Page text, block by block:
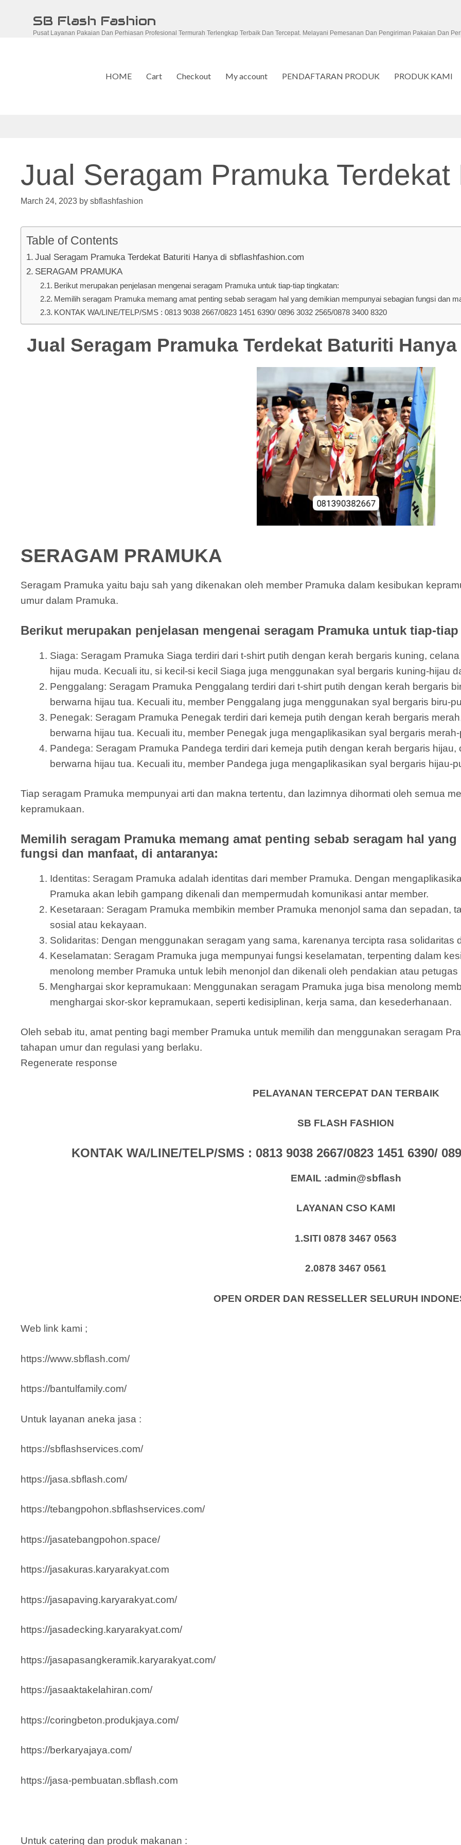
SB Flash Fashion
Pusat Layanan Pakaian Dan Perhiasan Profesional Termurah Terlengkap Terbaik Dan Tercepat. Melayani Pemesanan Dan Pengiriman Pakaian Dan
HOME Cart Checkout My account PENDAFTARAN PRODUK PRODUK KAMI
Jual Seragam Pramuka Terdekat
March 24, 2023 by sbflashfashion
Table of Contents
Jual Seragam Pramuka Terdekat Baturiti Hanya di sbflashfashion.com
SERAGAM PRAMUKA
Berikut merupakan penjelasan mengenai seragam Pramuka untuk tiap-tiap tingkatan:
Memilih seragam Pramuka memang amat penting sebab seragam hal yang demikian mempunyai sebagian fungsi dan
KONTAK WA/LINE/TELP/SMS : 0813 9038 2667/0823 1451 6390/ 0896 3032 2565/0878 3400 8320
Jual Seragam Pramuka Terdekat Baturiti
SERAGAM PRAMUKA
Seragam Pramuka yaitu baju sah yang dikenakan oleh member Pramuka dalam kesibukan
umur dalam Pramuka.
Berikut merupakan penjelasan mengenai seragam Pramuka untuk tiap-
Siaga: Seragam Pramuka Siaga terdiri dari t-shirt putih dengan kerah bergaris kuning,
hijau muda. Kecuali itu, si kecil-si kecil Siaga juga menggunakan syal bergaris kuning-hijau
Penggalang: Seragam Pramuka Penggalang terdiri dari t-shirt putih dengan kerah bergaris
berwarna hijau tua. Kecuali itu, member Penggalang juga menggunakan syal bergaris biru-
Penegak: Seragam Pramuka Penegak terdiri dari kemeja putih dengan kerah bergaris
berwarna hijau tua. Kecuali itu, member Penegak juga mengaplikasikan syal bergaris
Pandega: Seragam Pramuka Pandega terdiri dari kemeja putih dengan kerah bergaris
berwarna hijau tua. Kecuali itu, member Pandega juga mengaplikasikan syal bergaris hijau-
Tiap seragam Pramuka mempunyai arti dan makna tertentu, dan lazimnya dihormati oleh semua
kepramukaan.
Memilih seragam Pramuka memang amat penting sebab seragam hal
fungsi dan manfaat, di antaranya:
Identitas: Seragam Pramuka adalah identitas dari member Pramuka. Dengan
Pramuka akan lebih gampang dikenali dan mempermudah komunikasi antar member.
Kesetaraan: Seragam Pramuka membikin member Pramuka menonjol sama dan sepadan,
sosial atau kekayaan.
Solidaritas: Dengan menggunakan seragam yang sama, karenanya tercipta rasa solidaritas
Keselamatan: Seragam Pramuka juga mempunyai fungsi keselamatan, terpenting dalam
menolong member Pramuka untuk lebih menonjol dan dikenali oleh pendakian atau petugas
Menghargai skor kepramukaan: Menggunakan seragam Pramuka juga bisa menolong
menghargai skor-skor kepramukaan, seperti kedisiplinan, kerja sama, dan kesederhanaan.
Oleh sebab itu, amat penting bagi member Pramuka untuk memilih dan menggunakan seragam
tahapan umur dan regulasi yang berlaku.
Regenerate response
PELAYANAN TERCEPAT DAN TERBAIK
SB FLASH FASHION
KONTAK WA/LINE/TELP/SMS : 0813 9038 2667/0823 1451 6390/
EMAIL :admin@sbflash
LAYANAN CSO KAMI
1.SITI 0878 3467 0563
2.0878 3467 0561
OPEN ORDER DAN RESSELLER SELURUH
Web link kami ;
https://www.sbflash.com/
https://bantulfamily.com/
Untuk layanan aneka jasa :
https://sbflashservices.com/
https://jasa.sbflash.com/
https://tebangpohon.sbflashservices.com/
https://jasatebangpohon.space/
https://jasakuras.karyarakyat.com
https://jasapaving.karyarakyat.com/
https://jasadecking.karyarakyat.com/
https://jasapasangkeramik.karyarakyat.com/
https://jasaaktakelahiran.com/
https://coringbeton.produkjaya.com/
https://berkaryajaya.com/
https://jasa-pembuatan.sbflash.com
Untuk catering dan produk makanan :